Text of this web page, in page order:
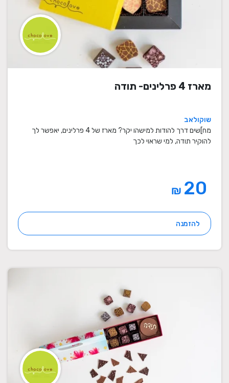
מארז 4 פרלינים- תודה
שוקולאב
מח]שים דרך להודות למישהו יקר? מארז של 4 פרלינים, יאפשר לך
להוקיר תודה, למי שראוי לכך
₪
להזמנה